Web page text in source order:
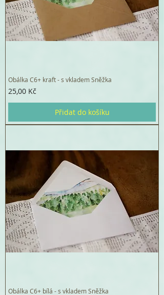
Obálka C6+ kraft - s vkladem Sněžka
Cena
25,00 Kč
Přidat do košíku
Obálka C6+ bílá - s vkladem Sněžka